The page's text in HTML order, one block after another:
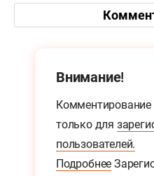
Внимание!
только для
пользователей.
Подробнее